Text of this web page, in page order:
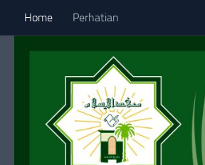
Skip to content
Home Perhatian